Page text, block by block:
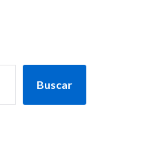
Buscar